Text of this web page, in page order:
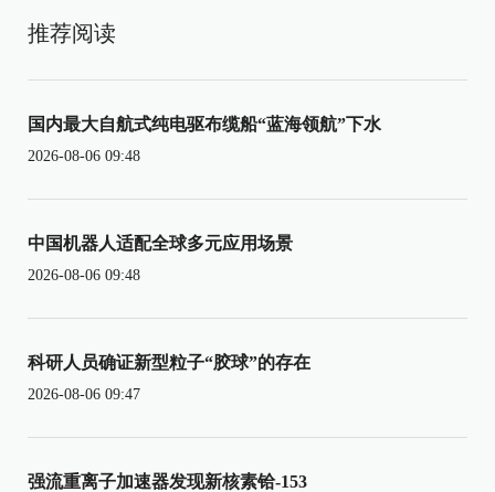
推荐阅读
国内最大自航式纯电驱布缆船“蓝海领航”下水
2026-08-06 09:48
中国机器人适配全球多元应用场景
2026-08-06 09:48
科研人员确证新型粒子“胶球”的存在
2026-08-06 09:47
强流重离子加速器发现新核素铪-153